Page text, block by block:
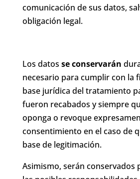
comunicación de sus datos,
obligación legal.
Los datos se conservarán
necesario para cumplir con la
base jurídica del tratamiento
fueron recabados y siempre
oponga o revoque
consentimiento en el caso de
base de legitimación.
Asimismo, serán conservados